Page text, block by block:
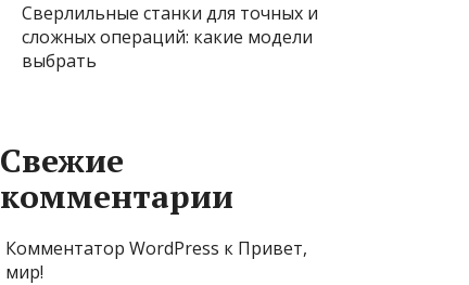
Сверлильные станки для точных и
сложных операций: какие модели
выбрать
Свежие
комментарии
Комментатор WordPress к Привет,
мир!